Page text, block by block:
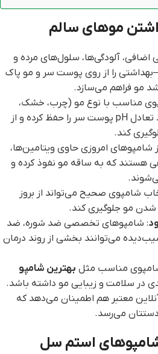
موهای سالم
اضافی، آلودگی‌ها، سلول‌های مرده و
را از روی پوست سر و مو پاک
مو فراهم می‌سازد.
مناسب با نوع مو (چرب، خشک،
معمولی یا رنگ‌شده) می‌تواند تعادل pH پوست سر را حفظ کرده و از
کند.
شامپوهای امروزی حاوی ویتامین‌ها،
هستند که به ساقه مو نفوذ کرده و
شامپوی صحیح می‌تواند از بروز
شدن مو جلوگیری کند.
: شامپوهای تخصصی ضد شوره، ضد
می‌توانند بخشی از روند درمان
مناسب مثل بهترین شامپو
در سلامت و زیبایی مو داشته باشد.
معتبر هم اطمینان می‌دهد که
می‌رسد.
شامپوهای استم سل